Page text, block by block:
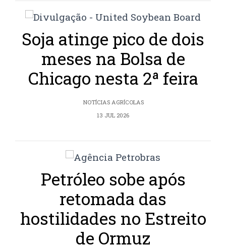
Soja atinge pico de dois
meses na Bolsa de
Chicago nesta 2ª feira
NOTÍCIAS AGRÍCOLAS
13 JUL 2026
Petróleo sobe após
retomada das
hostilidades no Estreito
de Ormuz